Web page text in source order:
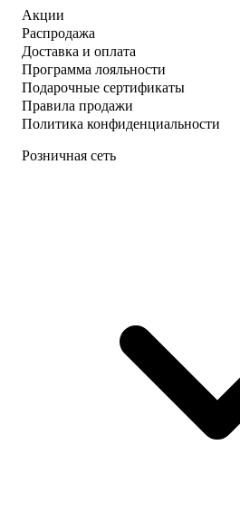
Акции
Распродажа
Доставка и оплата
Программа лояльности
Подарочные сертификаты
Правила продажи
Политика конфиденциальности
Розничная сеть